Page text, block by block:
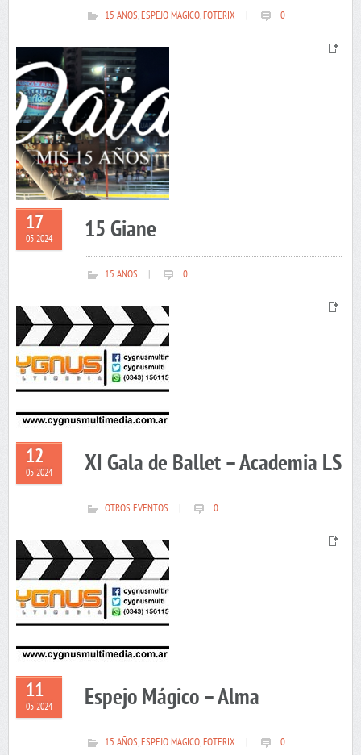
15 AÑOS,ESPEJO MAGICO,FOTERIX 0
17
05 2024 15 Giane
15 AÑOS 0
12
05 2024 XI Gala de Ballet – Academia LS
OTROS EVENTOS 0
11
05 2024 Espejo Mágico – Alma
15 AÑOS,ESPEJO MAGICO,FOTERIX 0